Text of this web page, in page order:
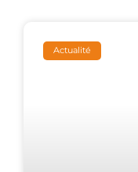
Actualité